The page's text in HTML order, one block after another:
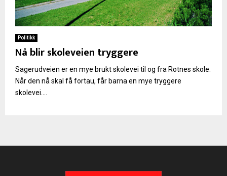
Politikk
Nå blir skoleveien tryggere
Sagerudveien er en mye brukt skolevei til og fra Rotnes skole.
Når den nå skal få fortau, får barna en mye tryggere
skolevei....